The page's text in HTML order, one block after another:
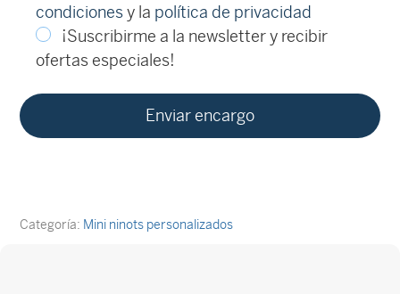
condicionesy la política de privacidad
¡Suscribirme a la newsletter y recibir
ofertas especiales!
Categoría: Mini ninots personalizados